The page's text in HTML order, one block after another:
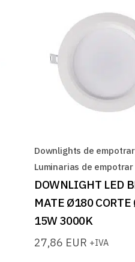
Downlights de empotrar
Luminarias de empotrar
DOWNLIGHT LED
MATE Ø180
15W 3000K
27,86 EUR +IVA